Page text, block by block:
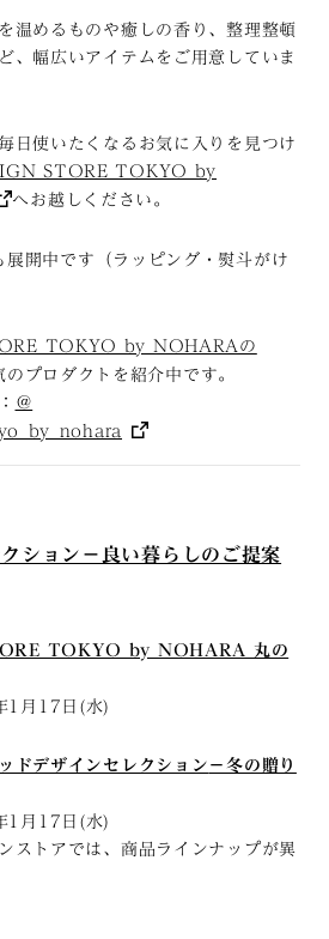
温めるものや癒しの香り、整理整頓
、幅広いアイテムをご用意していま
日使いたくなるお気に入りを見つけ
STORE TOKYO by
へお越しください。
展開中です（ラッピング・熨斗がけ
TOKYO by NOHARAの
のプロダクトを紹介中です。
＠
ション－良い暮らしのご提案
TOKYO by NOHARA 丸の
月17日(水)
ドデザインセレクション －冬の贈り
月17日(水)
ストアでは、商品ラインナップが異